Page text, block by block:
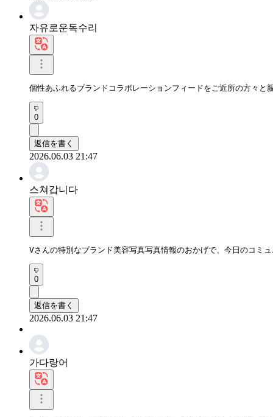
자유로운독수리
個性あふれるブランドコラボレーションフィードをご近所の方々
0
返信を書く
2026.06.03 21:47
스쳐갑니다
Vさんの特別なブランド美容写真写真情報のおかげで、今日のコミ
0
返信を書く
2026.06.03 21:47
가다랑어